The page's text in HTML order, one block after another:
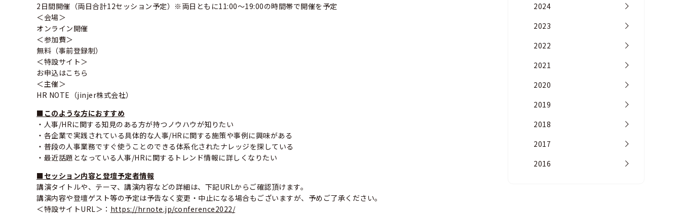
2日間開催（両日合計12セッション予定）※両日ともに11:00～19:00の時間帯で開催を予定
＜会場＞
オンライン開催
＜参加費＞
無料（事前登録制）
＜特設サイト＞
お申込はこちら
＜主催＞
HR NOTE（jinjer株式会社）
■このような方におすすめ
・人事/HRに関する知見のある方が持つノウハウが知りたい
・各企業で実践されている具体的な人事/HRに関する施策や事例に興味がある
・普段の人事業務ですぐ使うことのできる体系化されたナレッジを探している
・最近話題となっている人事/HRに関するトレンド情報に詳しくなりたい
■セッション内容と登壇予定者情報
講演タイトルや、テーマ、講演内容などの詳細は、下記URLからご確認頂けます。
講演内容や登壇ゲスト等の予定は予告なく変更・中止になる場合もございますが、予めご了承ください。
＜特設サイトURL＞： https://hrnote.jp/conference2022/
2024
2023
2022
2021
2020
2019
2018
2017
2016